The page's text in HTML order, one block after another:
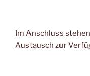
Im Anschluss
Austausch zur